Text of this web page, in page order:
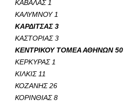
ΚΑΒΑΛΑΣ 1
ΚΑΛΥΜΝΟΥ 1
ΚΑΡΔΙΤΣΑΣ 3
ΚΑΣΤΟΡΙΑΣ 3
ΚΕΝΤΡΙΚΟΥ ΤΟΜΕΑ ΑΘΗΝΩΝ 50
ΚΕΡΚΥΡΑΣ 1
ΚΙΛΚΙΣ 11
ΚΟΖΑΝΗΣ 26
ΚΟΡΙΝΘΙΑΣ 8